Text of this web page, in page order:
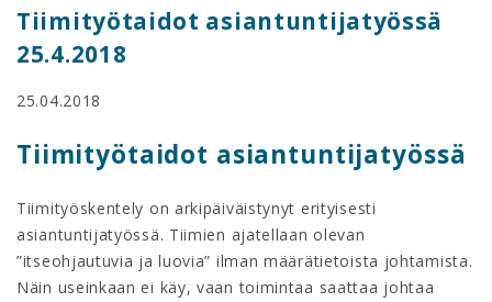
Tiimityötaidot asiantuntijatyössä
25.4.2018
25.04.2018
Tiimityötaidot asiantuntijatyössä
Tiimityöskentely on arkipäiväistynyt erityisesti
asiantuntijatyössä. Tiimien ajatellaan olevan
”itseohjautuvia ja luovia” ilman määrätietoista johtamista.
Näin useinkaan ei käy, vaan toimintaa saattaa johtaa